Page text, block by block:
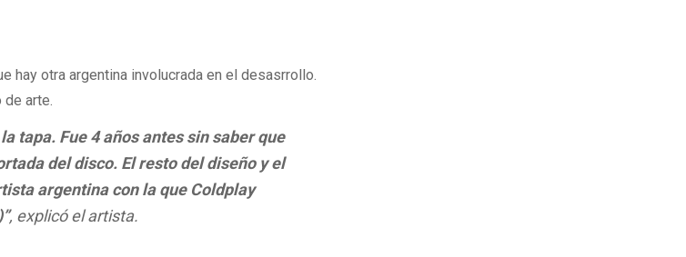
hay otra argentina involucrada en el desasrrollo.
arte.
tapa. Fue 4 años antes sin saber que
del disco. El resto del diseño y el
argentina con la que Coldplay
, explicó el artista.